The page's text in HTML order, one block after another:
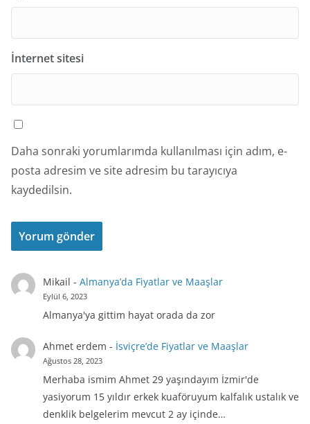
İnternet sitesi
Daha sonraki yorumlarımda kullanılması için adım, e-
posta adresim ve site adresim bu tarayıcıya
kaydedilsin.
Mikail - Almanya’da Fiyatlar ve Maaşlar
Eylül 6, 2023
Almanya'ya gittim hayat orada da zor
Ahmet erdem - İsviçre’de Fiyatlar ve Maaşlar
Ağustos 28, 2023
Merhaba ismim Ahmet 29 yaşındayım İzmir'de
yasiyorum 15 yıldır erkek kuaföruyum kalfalık ustalık ve
denklik belgelerim mevcut 2 ay içinde…